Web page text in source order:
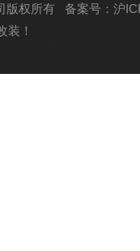
版权所有 备案号：沪
装！